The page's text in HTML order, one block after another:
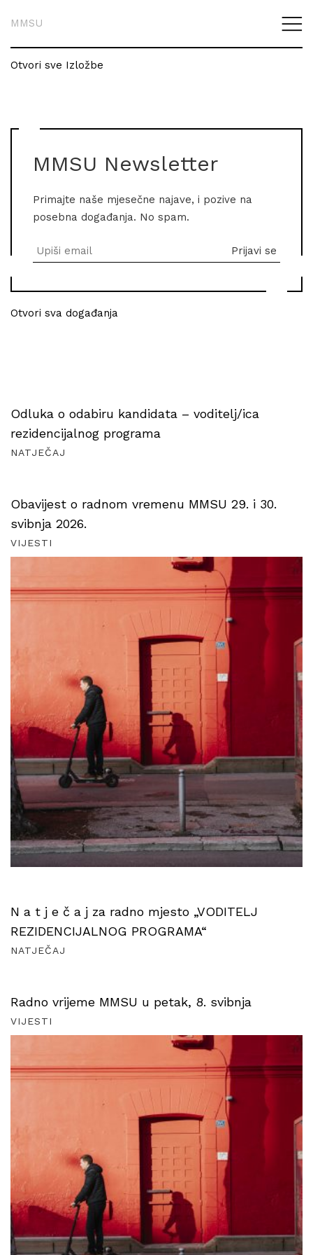
MMSU
Otvori sve Izložbe
MMSU Newsletter
Primajte naše mjesečne najave, i pozive na
posebna događanja. No spam.
Otvori sva događanja
Odluka o odabiru kandidata – voditelj/ica
rezidencijalnog programa
NATJEČAJ
Obavijest o radnom vremenu MMSU 29. i 30.
svibnja 2026.
VIJESTI
N a t j e č a j za radno mjesto „VODITELJ
REZIDENCIJALNOG PROGRAMA“
NATJEČAJ
Radno vrijeme MMSU u petak, 8. svibnja
VIJESTI